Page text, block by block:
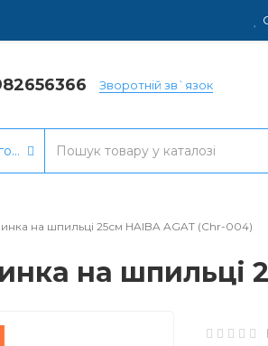
Зворотній зв`язок
на шпильці 25см HAIBA AGAT (Chr-004)
на шпильці